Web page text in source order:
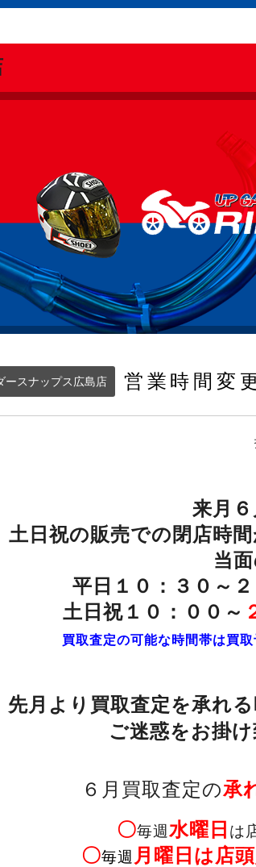
ースナップス広島店 営業時間変
来月
土日祝の販売での閉店時
当
平日１０：３０～
土日祝１０：００～
買取査定の可能な時間帯は買
先月より 買取査定を承れ
ご迷惑をお掛
６月買取査定の承
〇毎週 水曜日 は
〇毎週 月曜日は 店